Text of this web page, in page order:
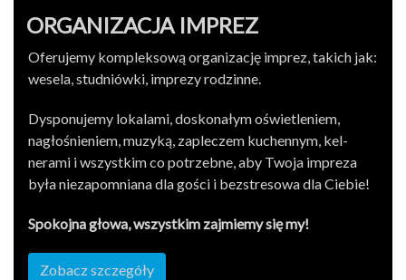
ORGA­NI­ZA­CJA IMPREZ
Ofer­u­jemy kom­plek­sową orga­ni­za­cję imprez, takich jak:
wesela, studniówki, imprezy rodzinne.
Dys­ponu­jemy lokalami, doskon­ałym oświ­etle­niem,
nagłośnie­niem, muzyką, zapleczem kuchen­nym, kel­
nerami i wszys­tkim co potrzebne, aby Twoja impreza
była nieza­pom­ni­ana dla gości i bezstre­sowa dla Ciebie!
Spoko­jna głowa, wszys­tkim zajmiemy się my!
Zobacz szczegóły